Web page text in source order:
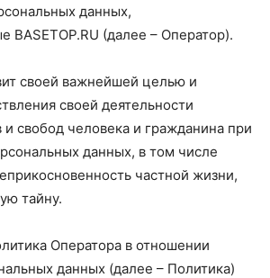
данных,
BASETOP.RU (далее – Оператор).
своей важнейшей целью и
своей деятельности
свобод человека и гражданина при
данных, в том числе
частной жизни,
тайну.
Оператора в отношении
данных (далее – Политика)